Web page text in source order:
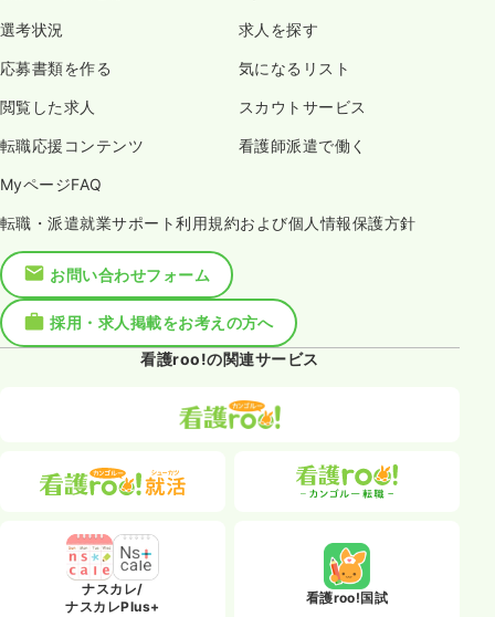
選考状況 求人を探す
応募書類を作る 気になるリスト
閲覧した求人 スカウトサービス
転職応援コンテンツ 看護師派遣で働く
MyページFAQ
転職・派遣就業サポート利用規約および個人情報保護方針
お問い合わせフォーム
採用・求人掲載をお考えの方へ
看護roo!の関連サービス
ナスカレ/
ナスカレPlus+
看護roo!国試